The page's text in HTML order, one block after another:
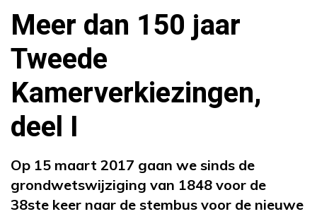
Meer dan 150 jaar
Tweede
Kamerverkiezingen,
deel I
Op 15 maart 2017 gaan we sinds de
grondwetswijziging van 1848 voor de
38ste keer naar de stembus voor de nieuwe